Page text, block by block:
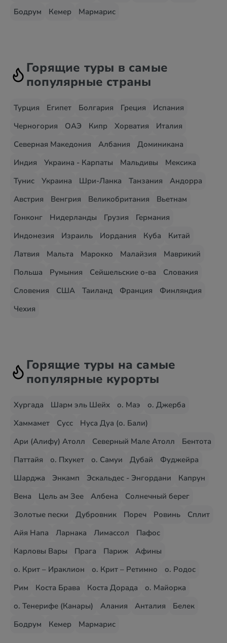
Бодрум
Кемер Мармарис
Горящие туры в самые
популярные страны
Турция Египет Болгария Греция
Испания
Черногория
ОАЭ Кипр Хорватия
Италия
Северная Македония
Албания
Доминикана
Индия
Украина - Карпаты Мальдивы
Мексика
Тунис
Украина Шри-Ланка Танзания
Андорра
Австрия
Венгрия Великобритания
Вьетнам
Гонконг
Нидерланды Грузия
Германия
Индонезия
Израиль Иордания Куба
Китай
Латвия
Мальта Марокко Малайзия
Маврикий
Польша
Румыния Сейшельские о-ва
Словакия
Словения
США Таиланд Франция
Финляндия
Чехия
Горящие туры на самые
популярные курорты
Хургада Шарм эль Шейх о. Маэ
о. Джерба
Хаммамет
Сусс
Нуса Дуа (о. Бали)
Ари (Алифу) Атолл
Северный Мале Атолл
Бентота
Паттайя
о. Пхукет о. Самуи Дубай
Фуджейра
Шарджа
Энкамп Эскальдес - Энгордани
Капрун
Вена
Цель ам Зее Албена
Солнечный берег
Золотые пески
Дубровник Пореч Ровинь
Сплит
Айя Напа
Ларнака Лимассол
Пафос
Карловы Вары
Прага Париж
Афины
о. Крит – Ираклион
о. Крит – Ретимно
о. Родос
Рим
Коста Брава Коста Дорада
о. Майорка
о. Тенерифе (Канары)
Алания Анталия
Белек
Бодрум
Кемер Мармарис